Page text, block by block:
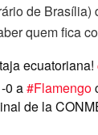
de Brasília)
quem fica
ecuatoriana!
0 a#Flamengo
de la